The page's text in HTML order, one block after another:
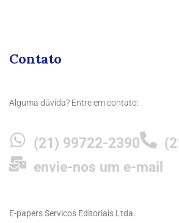
Contato
Alguma dúvida? Entre em contato:
(21) 99722-2390
envie-nos um e-mail
E-papers Servicos Editoriais Ltda.